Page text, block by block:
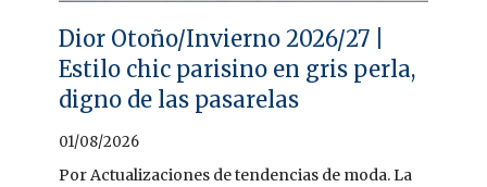
Dior Otoño/Invierno 2026/27 |
Estilo chic parisino en gris perla,
digno de las pasarelas
01/08/2026
Por Actualizaciones de tendencias de moda. La